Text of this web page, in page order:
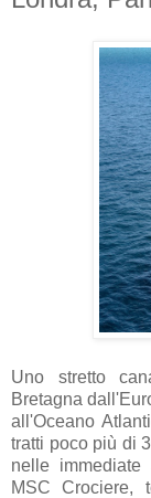
Uno stretto
Bretagna
all'Oceano
tratti poco più di
nelle
MSC Crociere,